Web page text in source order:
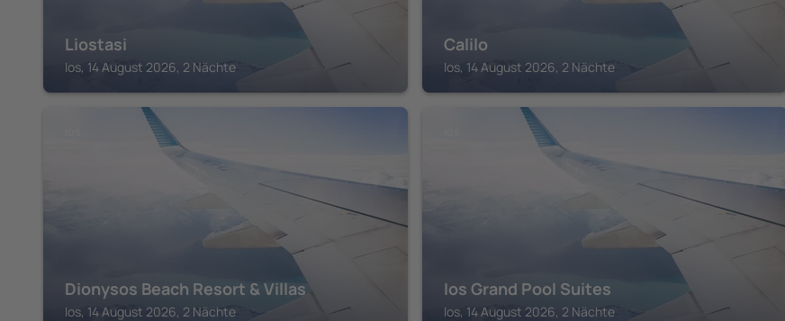
Liostasi
Ios, 14 August 2026, 2 Nächte
Calilo
Ios, 14 August 2026, 2 Nächte
Dionysos Beach Resort & Villas
Ios, 14 August 2026, 2 Nächte
Ios Grand Pool Suites
Ios, 14 August 2026, 2 Nächte